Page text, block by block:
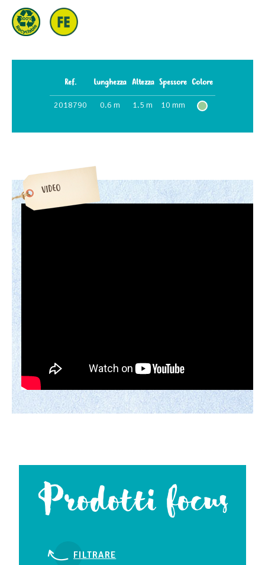
Ref. Lunghezza Altezza Spessore Colore
2018790 0.6 m 1.5 m 10 mm
VIDEO
Prodotti focus
FILTRARE